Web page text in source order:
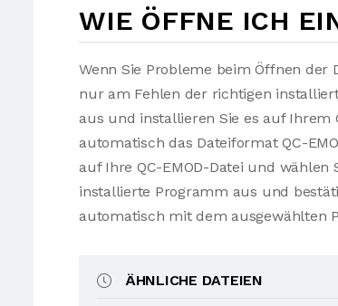
WIE ÖFFNE ICH
Wenn Sie Probleme beim Öffnen der
nur am Fehlen der richtigen
aus und installieren Sie es auf Ihrem
automatisch das Dateiformat QC-
auf Ihre QC-EMOD-Datei und wählen
installierte Programm aus und
automatisch mit dem ausgewählten
ÄHNLICHE DATEIEN